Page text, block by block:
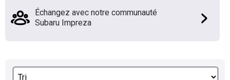
Échangez avec notre communauté
Subaru Impreza